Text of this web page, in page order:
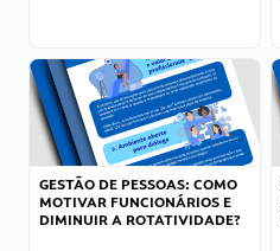
GESTÃO DE PESSOAS: COMO
MOTIVAR FUNCIONÁRIOS E
DIMINUIR A ROTATIVIDADE?